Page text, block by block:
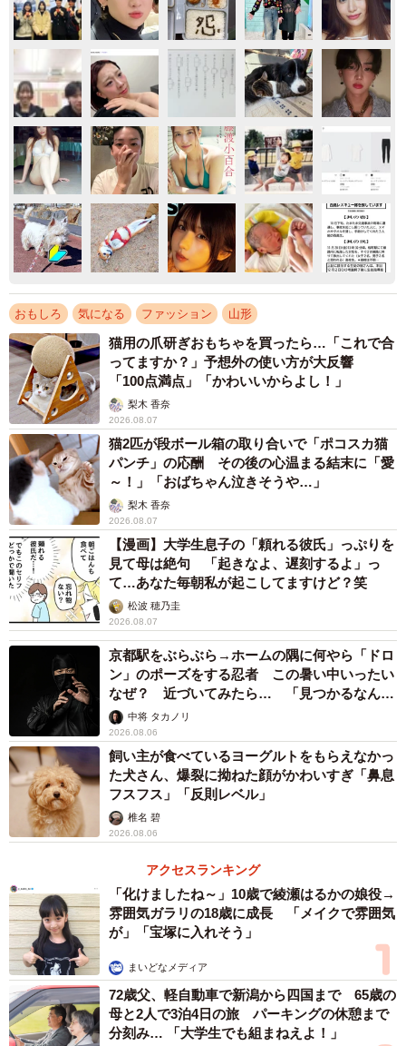
おもしろ 気になる ファッション 山形
猫用の爪研ぎおもちゃを買ったら…「これで合
ってますか？」予想外の使い方が大反響
「100点満点」「かわいいからよし！」
梨木 香奈
2026.08.07
猫2匹が段ボール箱の取り合いで「ポコスカ猫
パンチ」の応酬 その後の心温まる結末に「愛
～！」「おばちゃん泣きそうや…」
梨木 香奈
2026.08.07
【漫画】大学生息子の「頼れる彼氏」っぷりを
見て母は絶句 「起きなよ、遅刻するよ」っ
て…あなた毎朝私が起こしてますけど？笑
松波 穂乃圭
2026.08.07
京都駅をぶらぶら→ホームの隅に何やら「ドロ
ン」のポーズをする忍者 この暑い中いったい
なぜ？ 近づいてみたら… 「見つかるなんて
未熟」中将 タカノリ
2026.08.06
飼い主が食べているヨーグルトをもらえなかっ
た犬さん、爆裂に拗ねた顔がかわいすぎ「鼻息
フスフス」「反則レベル」
椎名 碧
2026.08.06
アクセスランキング
「化けましたね～」10歳で綾瀬はるかの娘役→
雰囲気ガラリの18歳に成長 「メイクで雰囲気
が」「宝塚に入れそう」
まいどなメディア
72歳父、軽自動車で新潟から四国まで 65歳の
母と2人で3泊4日の旅 パーキングの休憩まで
分刻み… 「大学生でも組まねえよ！」